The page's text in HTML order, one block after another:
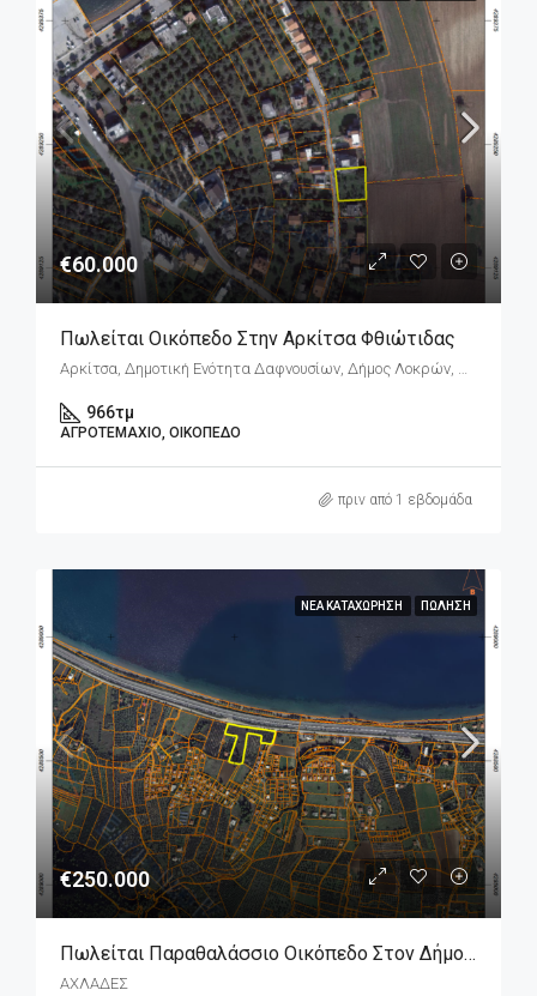
€60.000
Πωλείται Οικόπεδο Στην Αρκίτσα Φθιώτιδας
966τμ
ΑΓΡΟΤΕΜΆΧΙΟ, ΟΙΚΌΠΕΔΟ
πριν από 1 εβδομάδα
ΝΈΑ ΚΑΤΑΧΏΡΗΣΗ ΠΏΛΗΣΗ
€250.000
Πωλείται Παραθαλάσσιο Οικόπεδο Στον Δήμο Λοκρών
ΑΧΛΑΔΕΣ